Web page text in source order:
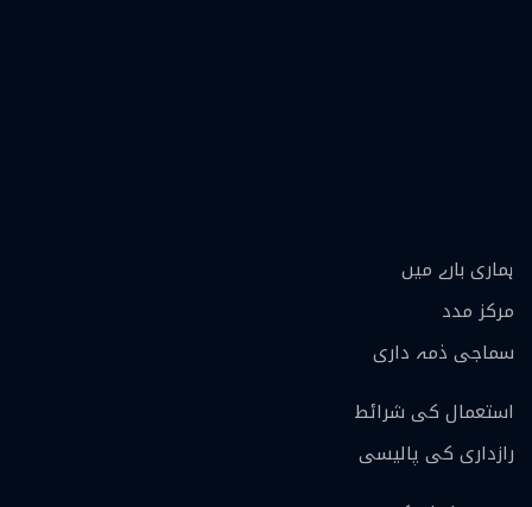
ہماری بارے ميں
مرکز مدد
سماجی ذمہ داری
استعمال کی شرائط
رازداری کی پالیسی